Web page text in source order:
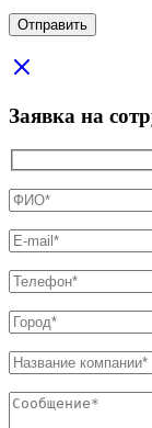
Заявка на